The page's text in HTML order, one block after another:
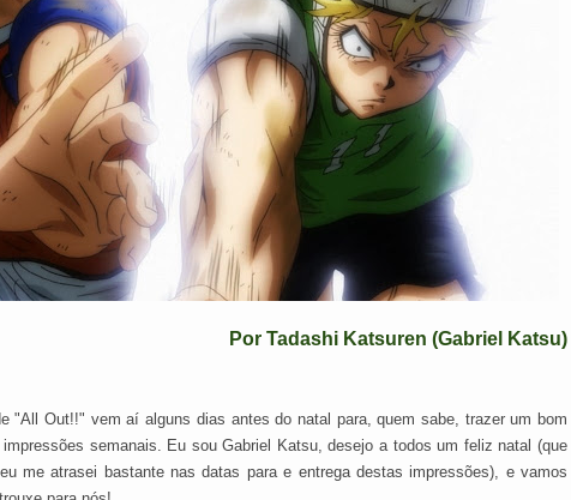
Por Tadashi Katsuren (Gabriel Katsu)
"All Out!!" vem aí alguns dias antes do natal para, quem sabe, trazer um bom
semanais. Eu sou Gabriel Katsu, desejo a todos um feliz natal (que
me atrasei bastante nas datas para e entrega destas impressões), e vamos